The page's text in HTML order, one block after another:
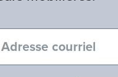
Courriel (obligatoire)